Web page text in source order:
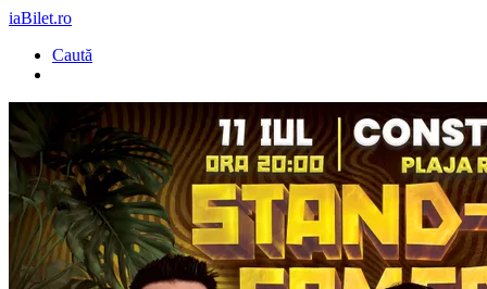
iaBilet.ro
Caută